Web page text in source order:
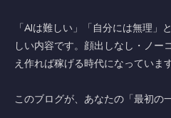
「AIは難しい」「自分には無理」
しい内容です。顔出しなし・ノー
え作れば稼げる時代になっています
このブログが、あなたの「最初の